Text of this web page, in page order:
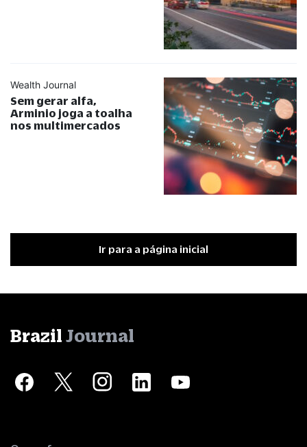
Wealth Journal
Sem gerar alfa,
Arminio joga a toalha
nos multimercados
Ir para a página inicial
Brazil Journal